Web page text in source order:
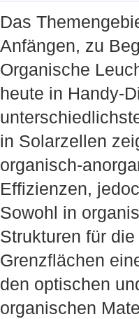
Das
Anfängen, zu
Organische
heute in Handy-
in Solarzellen
organisch-
Effizienzen,
Sowohl in
Strukturen für
Grenzflächen
den optischen
organischen